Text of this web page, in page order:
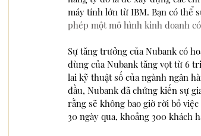
máy tính lớn từ IBM. Bạn có thể
phép một mô hình kinh doanh
Sự tăng trưởng của Nubank có
dùng của Nubank tăng vọt từ 6
lai kỹ thuật số của ngành ngân
đầu, Nubank đã chứng kiến ​​sự
rằng sẽ không bao giờ rời bỏ
30 ngày qua, khoảng 300 khách